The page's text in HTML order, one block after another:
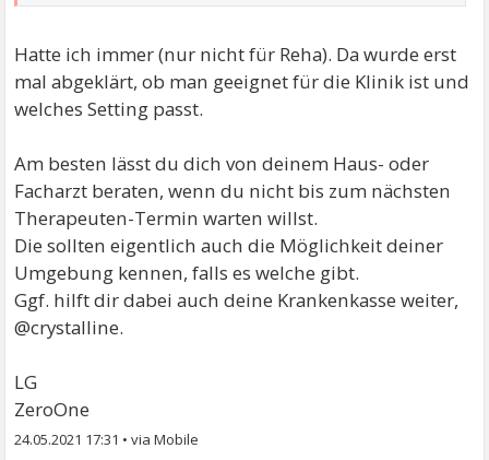
Hatte ich immer (nur nicht für Reha). Da wurde erst
mal abgeklärt, ob man geeignet für die Klinik ist und
welches Setting passt.
Am besten lässt du dich von deinem Haus- oder
Facharzt beraten, wenn du nicht bis zum nächsten
Therapeuten-Termin warten willst.
Die sollten eigentlich auch die Möglichkeit deiner
Umgebung kennen, falls es welche gibt.
Ggf. hilft dir dabei auch deine Krankenkasse weiter,
@crystalline.
LG
ZeroOne
24.05.2021 17:31 •